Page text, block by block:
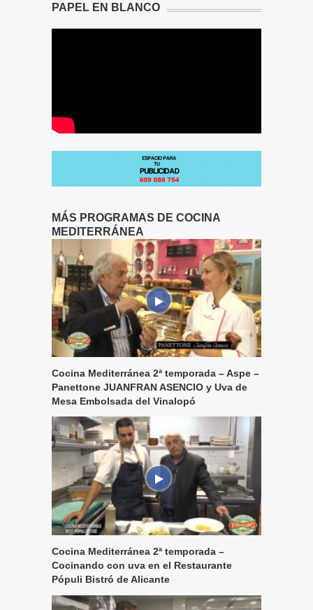
PAPEL EN BLANCO
MÁS PROGRAMAS DE COCINA
MEDITERRÁNEA
Cocina Mediterránea 2ª temporada – Aspe –
Panettone JUANFRAN ASENCIO y Uva de
Mesa Embolsada del Vinalopó
Cocina Mediterránea 2ª temporada –
Cocinando con uva en el Restaurante
Pópuli Bistró de Alicante